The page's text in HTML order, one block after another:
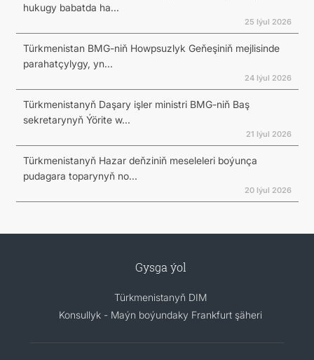
hukugy babatda ha...
25 Iýul 2026
Türkmenistan BMG-niň Howpsuzlyk Geňeşiniň mejlisinde
parahatçylygy, yn...
24 Iýul 2026
Türkmenistanyň Daşary işler ministri BMG-niň Baş
sekretarynyň Ýörite w...
21 Iýul 2026
Türkmenistanyň Hazar deňziniň meseleleri boýunça
pudagara toparynyň no...
20 Iýul 2026
Gysga ýol
Türkmenistanyň DIM
Konsullyk - Maýn boýundaky Frankfurt şäheri